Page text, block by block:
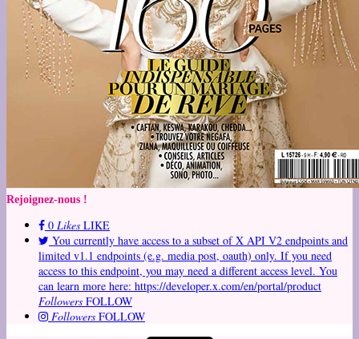
Rejoignez-nous !
0 Likes LIKE
You currently have access to a subset of X API V2 endpoints and
limited v1.1 endpoints (e.g. media post, oauth) only. If you need
access to this endpoint, you may need a different access level. You
can learn more here: https://developer.x.com/en/portal/product
Followers FOLLOW
Followers FOLLOW